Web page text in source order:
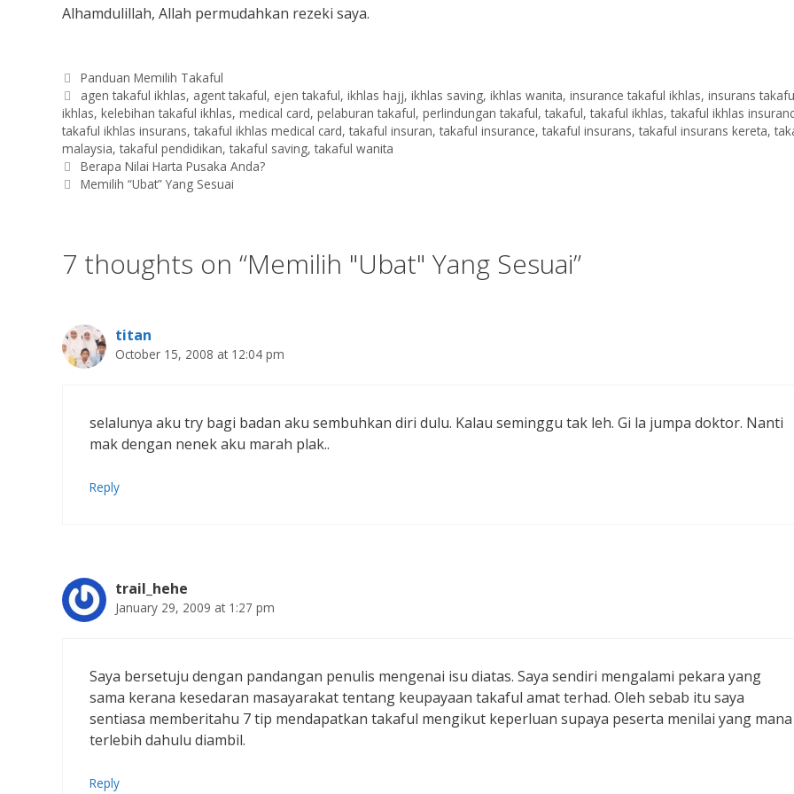
Alhamdulillah, Allah permudahkan rezeki saya.
Categories
Panduan Memilih Takaful
Tags
agen takaful ikhlas, agent takaful, ejen takaful, ikhlas hajj, ikhlas saving, ikhlas wanita, insurance takaful ikhlas, insurans
ikhlas, kelebihan takaful ikhlas, medical card, pelaburan takaful, perlindungan takaful, takaful, takaful ikhlas, takaful ikhlas
takaful ikhlas insurans, takaful ikhlas medical card, takaful insuran, takaful insurance, takaful insurans, takaful insurans kereta,
malaysia, takaful pendidikan, takaful saving, takaful wanita
Berapa Nilai Harta Pusaka Anda?
Memilih “Ubat” Yang Sesuai
7 thoughts on “Memilih "Ubat" Yang Sesuai”
titan
October 15, 2008 at 12:04 pm
selalunya aku try bagi badan aku sembuhkan diri dulu. Kalau seminggu tak leh. Gi la jumpa doktor. Nanti
mak dengan nenek aku marah plak..
Reply
trail_hehe
January 29, 2009 at 1:27 pm
Saya bersetuju dengan pandangan penulis mengenai isu diatas. Saya sendiri mengalami pekara yang
sama kerana kesedaran masayarakat tentang keupayaan takaful amat terhad. Oleh sebab itu saya
sentiasa memberitahu 7 tip mendapatkan takaful mengikut keperluan supaya peserta menilai yang mana
terlebih dahulu diambil.
Reply